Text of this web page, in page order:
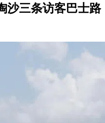
沙三条访客巴士路